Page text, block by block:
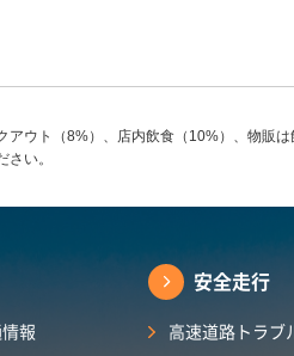
ウト（8%）、店内飲食（10%）、物販
い。
報
安全走行
高速道路トラブ